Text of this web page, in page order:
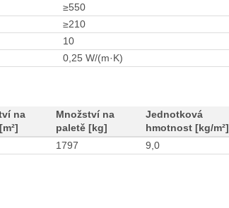
≥550
≥210
10
0,25 W/(m·K)
na
Množství na
paletě [kg]
Jednotková
hmotnost [kg/m²]
1797 9,0